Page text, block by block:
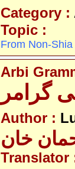
Category :
Topic :
From Non-
Arbi
گرامر
Author :
خان
Translator